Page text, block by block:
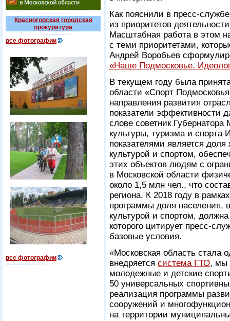
Красногорская городская
прокуратура
все фотографии
все фотографии
Как пояснили в пресс-
из приоритетов
Масштабная работа в этом
с теми приоритетами,
Андрей Воробьев
«Наше Подмосковье.
В текущем году была
области «Спорт
направления развития
показатели эффективности
слове советник
культуры, туризма и спорта
показателями является
культурой и спортом,
этих объектов людям с
в Московской области
около 1,5 млн чел., что
региона. К 2018 году в
программы доля населения,
культурой и спортом,
которого цитирует пресс-
базовые условия.
«Московская область стала
внедряется система ГТО, мы
молодежные и детские
50 универсальных
реализация программы
сооружений и
на территории